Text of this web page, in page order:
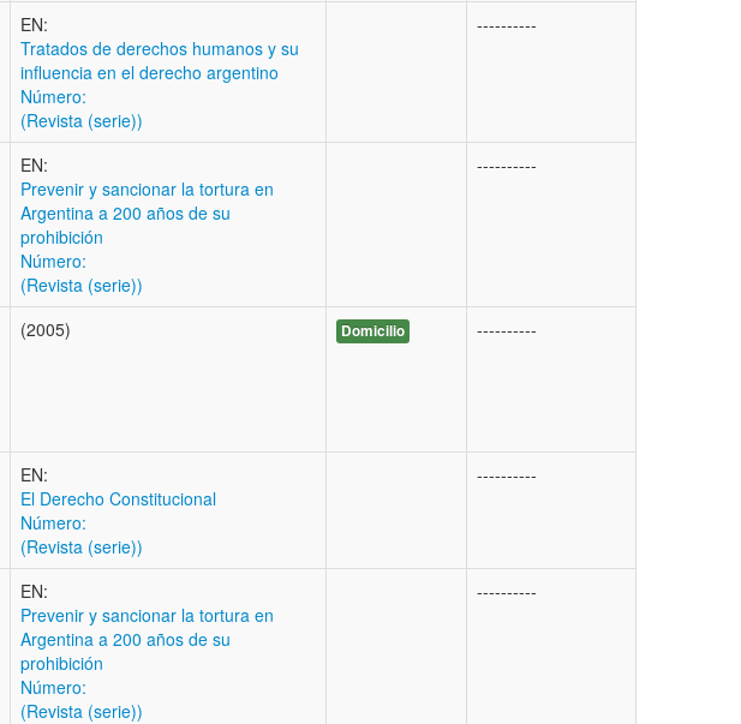
EN:
Tratados de derechos humanos y su
influencia en el derecho argentino
Número:
(Revista (serie))
----------
EN:
Prevenir y sancionar la tortura en
Argentina a 200 años de su
prohibición
Número:
(Revista (serie))
----------
(2005) Domicilio ----------
EN:
El Derecho Constitucional
Número:
(Revista (serie))
----------
EN:
Prevenir y sancionar la tortura en
Argentina a 200 años de su
prohibición
Número:
(Revista (serie))
----------